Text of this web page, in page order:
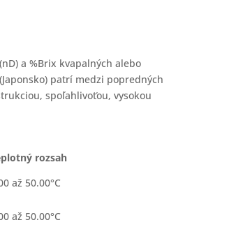
a %Brix kvapalných alebo
patrí medzi popredných
spoľahlivoťou, vysokou
rozsah
až 50.00°C
až 50.00°C